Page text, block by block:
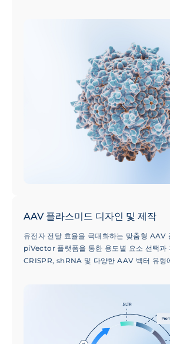
AAV 플라스미드 디자인 및 제작
유전자 전달 효율을 극대화하는 맞춤형 AAV
piVector 플랫폼을 통한 용도별 요소 선택과
CRISPR, shRNA 및 다양한 AAV 벡터 유형